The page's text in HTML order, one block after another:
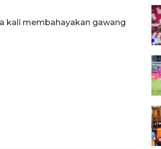
kali membahayakan gawang